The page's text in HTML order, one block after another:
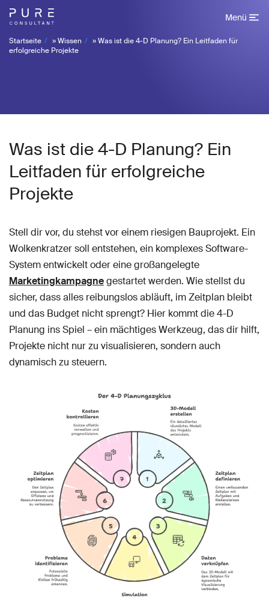
Menü
Startseite »Wissen »Was ist die 4-D Planung? Ein Leitfaden für
erfolgreiche Projekte
Was ist die 4-D Planung? Ein
Leitfaden für erfolgreiche
Projekte
Stell dir vor, du stehst vor einem riesigen Bauprojekt. Ein
Wolkenkratzer soll entstehen, ein komplexes Software-
System entwickelt oder eine großangelegte
Marketingkampagnegestartet werden. Wie stellst du
sicher, dass alles reibungslos abläuft, im Zeitplan bleibt
und das Budget nicht sprengt? Hier kommt die 4-D
Planung ins Spiel – ein mächtiges Werkzeug, das dir hilft,
Projekte nicht nur zu visualisieren, sondern auch
dynamisch zu steuern.